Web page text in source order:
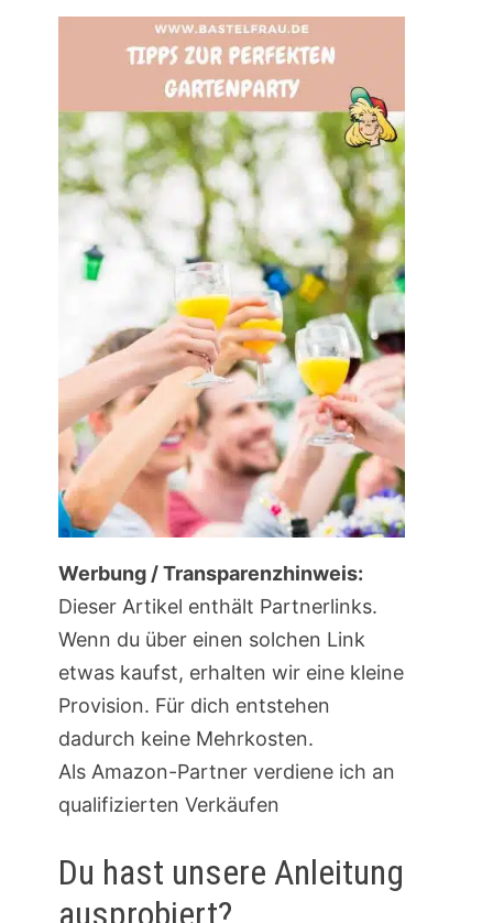
Werbung / Transparenzhinweis:
Dieser Artikel enthält Partnerlinks.
Wenn du über einen solchen Link
etwas kaufst, erhalten wir eine kleine
Provision. Für dich entstehen
dadurch keine Mehrkosten.
Als Amazon-Partner verdiene ich an
qualifizierten Verkäufen
Du hast unsere Anleitung
ausprobiert?